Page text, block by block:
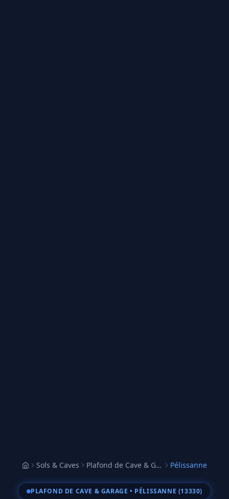
AccueilSols & Caves Plafond de Cave & Garage Pélissanne
PLAFOND DE CAVE & GARAGE • PÉLISSANNE (13330)